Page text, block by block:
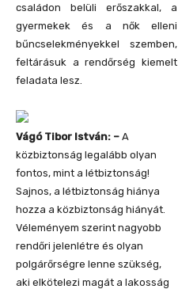
családon belüli erőszakkal, a
gyermekek és a nők elleni
bűncselekményekkel szemben,
feltárásuk a rendőrség kiemelt
feladata lesz.
Vágó Tibor István: – A
közbiztonság legalább olyan
fontos, mint a létbiztonság!
Sajnos, a létbiztonság hiánya
hozza a közbiztonság hiányát.
Véleményem szerint nagyobb
rendőri jelenlétre és olyan
polgárőrségre lenne szükség,
aki elkötelezi magát a lakosság